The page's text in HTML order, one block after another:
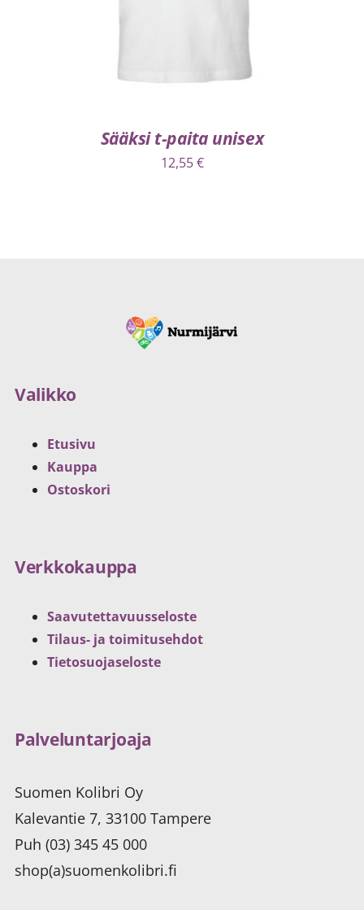
Sääksi t-paita unisex
12,55€
Valikko
Etusivu
Kauppa
Ostoskori
Verkkokauppa
Saavutettavuusseloste
Tilaus- ja toimitusehdot
Tietosuojaseloste
Palveluntarjoaja
Suomen Kolibri Oy
Kalevantie 7, 33100 Tampere
Puh (03) 345 45 000
shop(a)suomenkolibri.fi